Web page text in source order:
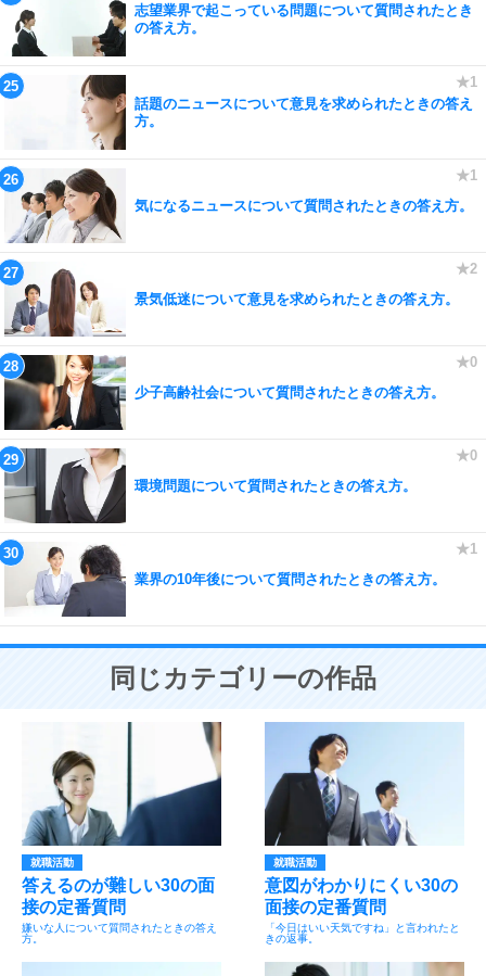
志望業界で起こっている問題について質問されたとき
の答え方。
話題のニュースについて意見を求められたときの答え
方。
気になるニュースについて質問されたときの答え方。
景気低迷について意見を求められたときの答え方。
少子高齢社会について質問されたときの答え方。
環境問題について質問されたときの答え方。
業界の10年後について質問されたときの答え方。
同じカテゴリーの作品
就職活動
答えるのが難しい30の面
接の定番質問
嫌いな人について質問されたときの答え
方。
就職活動
意図がわかりにくい30の
面接の定番質問
「今日はいい天気ですね」と言われたと
きの返事。